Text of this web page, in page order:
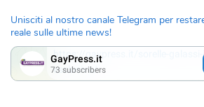
Unisciti al nostro canale Telegram per
reale sulle ultime news!